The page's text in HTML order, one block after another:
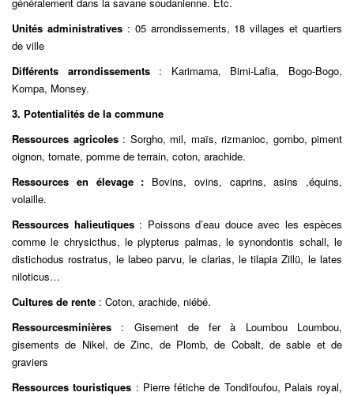
Unités administratives: 05 arrondissements, 18 villages et quartiers
de ville
Différents arrondissements: Karimama, Birni-Lafia, Bogo-Bogo,
Kompa, Monsey.
3. Potentialités de la commune
Ressources agricoles: Sorgho, mil, maïs, rizmanioc, gombo, piment
oignon, tomate, pomme de terrain, coton, arachide.
Ressources en élevage : Bovins, ovins, caprins, asins ,équins,
volaille.
Ressources halieutiques: Poissons d’eau douce avec les espèces
comme le chrysicthus, le plypterus palmas, le synondontis schall, le
distichodus rostratus, le labeo parvu, le clarias, le tilapia Zillü, le lates
niloticus…
Cultures de rente : Coton, arachide, niébé.
Ressourcesminières : Gisement de fer à Loumbou Loumbou,
gisements de Nikel, de Zinc, de Plomb, de Cobalt, de sable et de
graviers
Ressources touristiques : Pierre fétiche de Tondifoufou, Palais royal,